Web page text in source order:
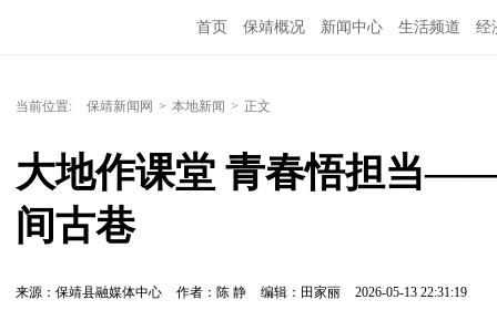
首页 保靖概况 新闻中心 生活频道 经
当前位置: 保靖新闻网 > 本地新闻 > 正文
大地作课堂 青春悟担当
间古巷
来源：保靖县融媒体中心 作者：陈 静 编辑：田家丽 2026-05-13 22:31:19